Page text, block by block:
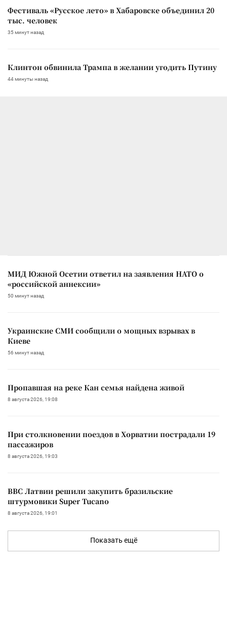
Фестиваль «Русское лето» в Хабаровске объединил 20
тыс. человек
35 минут назад
Клинтон обвинила Трампа в желании угодить Путину
44 минуты назад
МИД Южной Осетии ответил на заявления НАТО о
«российской аннексии»
50 минут назад
Украинские СМИ сообщили о мощных взрывах в
Киеве
56 минут назад
Пропавшая на реке Кан семья найдена живой
8 августа 2026, 19:08
При столкновении поездов в Хорватии пострадали 19
пассажиров
8 августа 2026, 19:03
ВВС Латвии решили закупить бразильские
штурмовики Super Tucano
8 августа 2026, 19:01
Показать ещё